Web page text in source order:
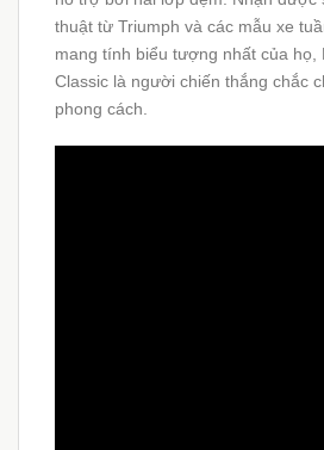
thuật từ Triumph và các mẫu xe
mang tính biểu tượng nhất của họ,
Classic là người chiến thắng chắc
phong cách.